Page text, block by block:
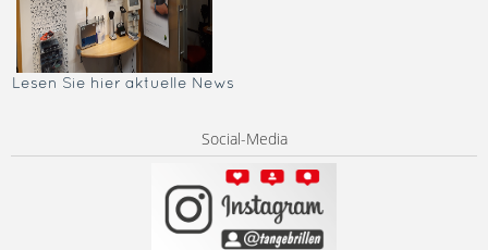
Lesen Sie hier aktuelle News
Social-Media